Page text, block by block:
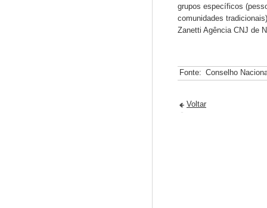
grupos específicos
comunidades
Zanetti Agência CNJ de
Fonte: Conselho
Voltar